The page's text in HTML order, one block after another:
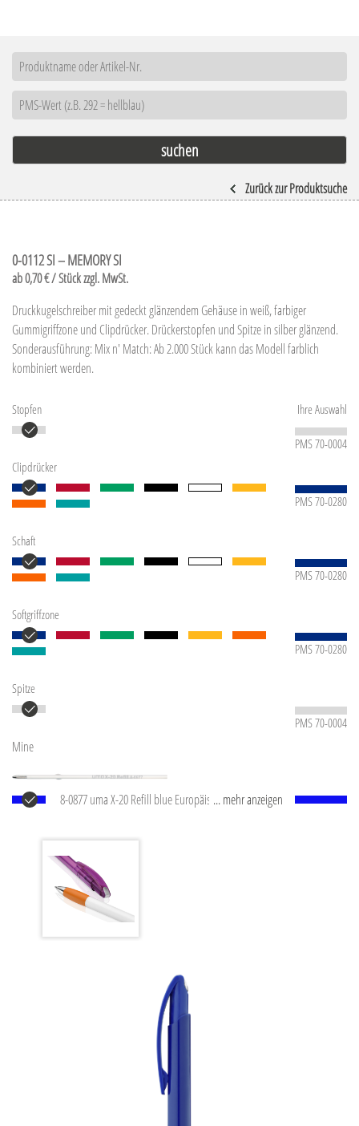
Zurück zur Produktsuche
0-0112 SI – MEMORY SI
ab 0,70 € / Stück zzgl. MwSt.
Druckkugelschreiber mit gedeckt glänzendem Gehäuse in weiß, farbiger
Gummigriffzone und Clipdrücker. Drückerstopfen und Spitze in silber glänzend.
Sonderausführung: Mix n' Match: Ab 2.000 Stück kann das Modell farblich
kombiniert werden.
Ihre Auswahl
Stopfen
PMS 70-0004
Clipdrücker
PMS 70-0280
Schaft
PMS 70-0280
Softgriffzone
PMS 70-0280
Spitze
PMS 70-0004
Mine
8-0877 uma X-20 Refill blue Europäische X-20
Schreibspitze und Wolfram-Karbid-Kugel (1,0 mm).
Schreibleistung: ca. 2.000 m. Deutsche Schreibpaste
von Dokumental
dokumentenecht.
... mehr anzeigen